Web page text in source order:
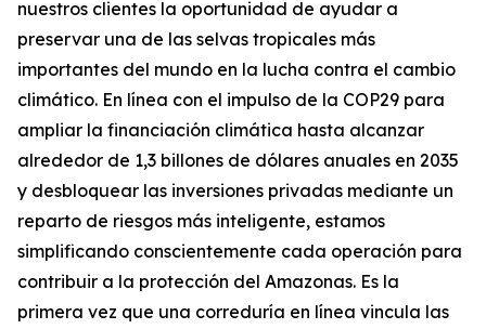
nuestros clientes la oportunidad de ayudar a
preservar una de las selvas tropicales más
importantes del mundo en la lucha contra el cambio
climático. En línea con el impulso de la COP29 para
ampliar la financiación climática hasta alcanzar
alrededor de 1,3 billones de dólares anuales en 2035
y desbloquear las inversiones privadas mediante un
reparto de riesgos más inteligente, estamos
simplificando conscientemente cada operación para
contribuir a la protección del Amazonas. Es la
primera vez que una correduría en línea vincula las